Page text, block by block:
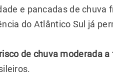
e pancadas de
do Atlântico Sul já
risco de chuva moderada a